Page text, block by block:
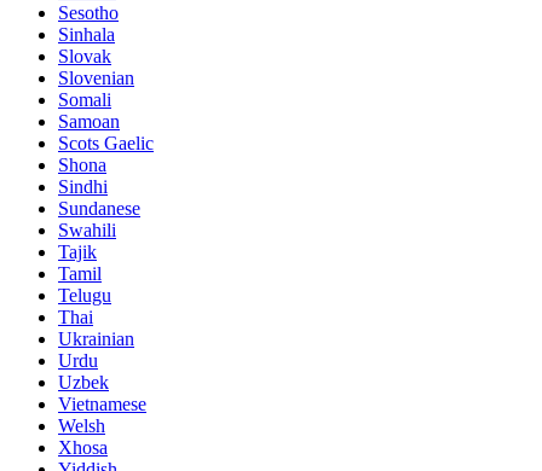
Sesotho
Sinhala
Slovak
Slovenian
Somali
Samoan
Scots Gaelic
Shona
Sindhi
Sundanese
Swahili
Tajik
Tamil
Telugu
Thai
Ukrainian
Urdu
Uzbek
Vietnamese
Welsh
Xhosa